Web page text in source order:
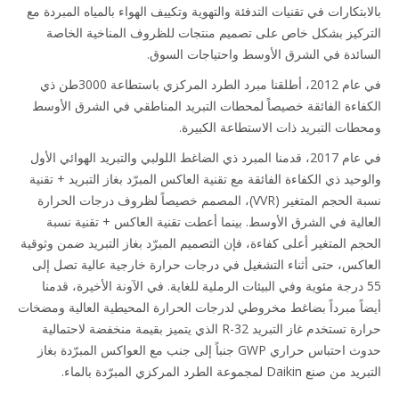
بالابتكارات في تقنيات التدفئة والتهوية وتكييف الهواء بالمياه المبردة مع
التركيز بشكل خاص على تصميم منتجات للظروف المناخية الخاصة
السائدة في الشرق الأوسط واحتياجات السوق.
في عام 2012، أطلقنا مبرد الطرد المركزي باستطاعة 3000طن ذي
الكفاءة الفائقة خصيصاً لمحطات التبريد المناطقي في الشرق الأوسط
ومحطات التبريد ذات الاستطاعة الكبيرة.
في عام 2017، قدمنا المبرد ذي الضاغط اللولبي والتبريد الهوائي الأول
والوحيد ذي الكفاءة الفائقة مع تقنية العاكس المبرّد بغاز التبريد + تقنية
نسبة الحجم المتغير (VVR)، المصمم خصيصاً لظروف درجات الحرارة
العالية في الشرق الأوسط. بينما أعطت تقنية العاكس + تقنية نسبة
الحجم المتغير أعلى كفاءة، فإن التصميم المبرّد بغاز التبريد ضمن وثوقية
العاكس، حتى أثناء التشغيل في درجات حرارة خارجية عالية تصل إلى
55 درجة مئوية وفي البيئات الرملية للغاية. في الآونة الأخيرة، قدمنا
أيضاً مبرداً بضاغط مخروطي لدرجات الحرارة المحيطية العالية ومضخات
حرارة تستخدم غاز التبريد R-32 الذي يتميز بقيمة منخفضة لاحتمالية
حدوث احتباس حراري GWP جنباً إلى جنب مع العواكس المبرّدة بغاز
التبريد من صنع Daikin لمجموعة الطرد المركزي المبرّدة بالماء.